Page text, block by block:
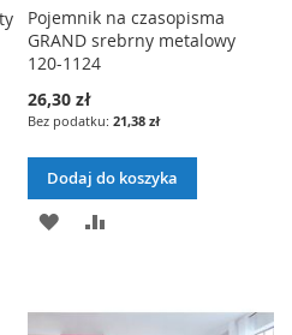
Pojemnik na czasopisma
GRAND srebrny metalowy
120-1124
26,30 zł
21,38 zł
Dodaj do koszyka
DODAJ